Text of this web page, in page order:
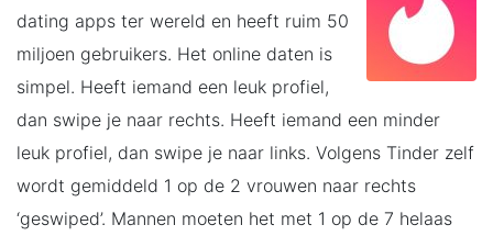
dating apps ter wereld en heeft ruim 50
miljoen gebruikers. Het online daten is
simpel. Heeft iemand een leuk profiel,
dan swipe je naar rechts. Heeft iemand een minder
leuk profiel, dan swipe je naar links. Volgens Tinder zelf
wordt gemiddeld 1 op de 2 vrouwen naar rechts
‘geswiped’. Mannen moeten het met 1 op de 7 helaas